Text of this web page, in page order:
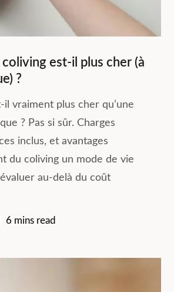
coliving est-il plus cher (à
?
il vraiment plus cher qu’une
? Pas si sûr. Charges
inclus, et avantages
du coliving un mode de vie
au-delà du coût
6 mins read